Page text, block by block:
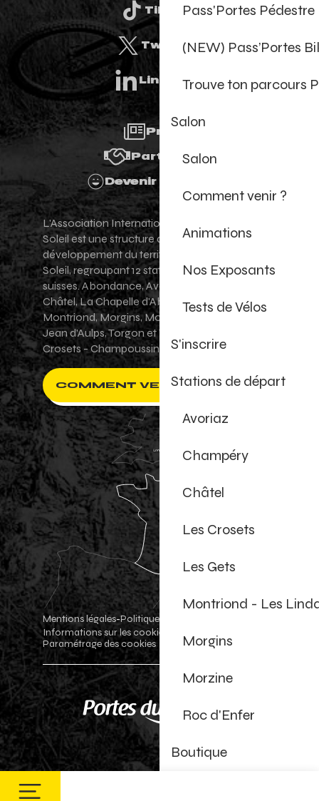
Pass'Portes Pédestre
(NEW) Pass’Portes
Trouve ton parcours
Salon
Salon
Comment venir ?
Animations
Nos Exposants
Tests de Vélos
S'inscrire
Stations de départ
Avoriaz
Champéry
Châtel
Les Crosets
Les Gets
Montriond - Les
Morgins
Morzine
Roc d'Enfer
Boutique
Tiktok
Twitter
Linkedin
Presse
Partenaires
Devenir Bénévole
L'Association Internationale des Portes du
Soleil est une structure de promotion et de
développement du territoire des Portes du
Soleil, regroupant 12 stations villages franco-
suisses. Abondance, Avoriaz 1800, Champéry,
Châtel, La Chapelle d'Abondance, Les Gets,
Montriond, Morgins, Morzine-Avoriaz, Saint-
Jean d'Aulps, Torgon et Val-d'Illiez - Les
Crosets - Champoussin.
COMMENT VENIR ?
Mentions légales-Politique de confidentialité
Informations sur les cookies
Paramétrage des cookies